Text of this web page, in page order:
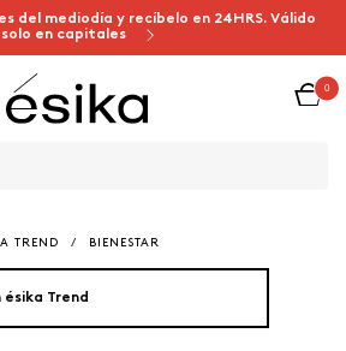
del mediodía y recíbelo en 24HRS. Válido
solo en capitales
0
TREND / BIENESTAR